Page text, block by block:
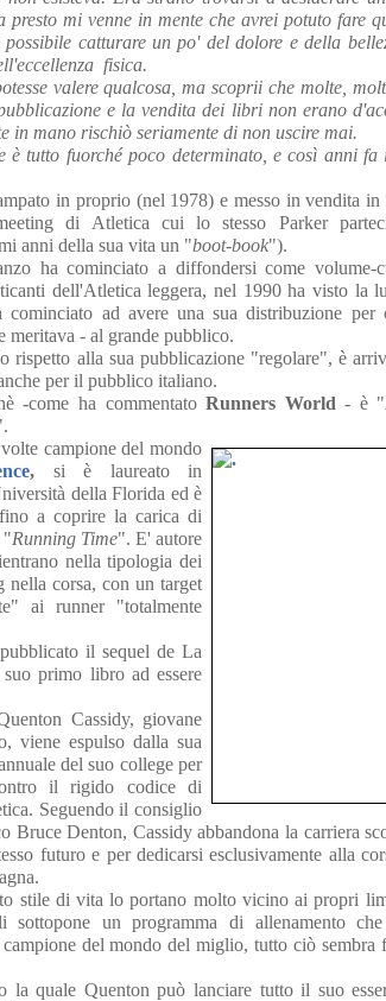
mi venne in mente che avrei potuto fare
catturare un po' del dolore e della
fisica.
valere qualcosa, ma scoprii che molte,
e la vendita dei libri non erano
in mano rischiò seriamente di non uscire mai.
è tutto fuorché poco determinato, e così anni
in proprio (nel 1978) e messo in vendita in
di Atletica cui lo stesso Parker
anni della sua vita un "boot-book").
ha cominciato a diffondersi come volume-
dell'Atletica leggera, nel 1990ha visto la
cominciato ad avere una sua distribuzione per
meritava - al grande pubblico.
rispetto alla sua pubblicazione "regolare", è
per il pubblico italiano.
-come ha commentatoRunners World - è "
campione del mondo
, si è laureato in
della Florida ed è
a coprire la carica di
"Running Time". E' autore
nella tipologia dei
corsa, con un target
ai runner "totalmente
il sequel de La
primo libro ad essere
Cassidy, giovane
viene espulso dalla sua
del suo college per
il rigido codice di
Seguendo il consiglio
Bruce Denton, Cassidy abbandona la carriera
futuro e per dedicarsi esclusivamente alla
stile di vita lo portano molto vicino ai propri
un programma di allenamento che
del mondo del miglio, tutto ciò sembra
la quale Quenton può lanciare tutto il suo